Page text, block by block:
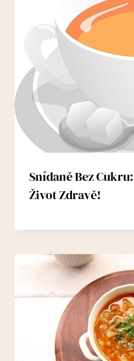
Snídaně Bez
Život Zdravě!